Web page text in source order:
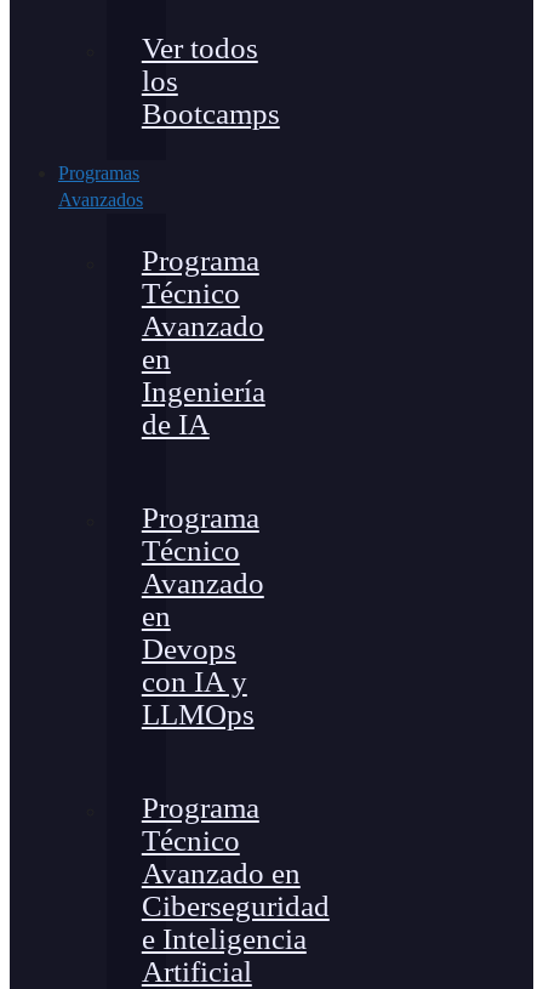
Ver todos
los
Bootcamps
Programas
Avanzados
Programa
Técnico
Avanzado
en
Ingeniería
de IA
Programa
Técnico
Avanzado
en
Devops
con IA y
LLMOps
Programa
Técnico
Avanzado en
Ciberseguridad
e Inteligencia
Artificial